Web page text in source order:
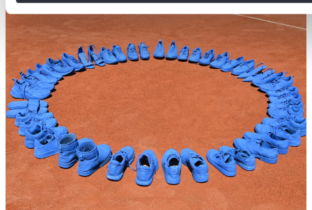
soziale Medien anbieten zu können und die Zugriffe auf
analysieren. Außerdem geben wir Informationen zu Ihrer
an unsere Partner für soziale Medien, Werbung und
führen diese Informationen möglicherweise mit weiteren
ihnen bereitgestellt haben oder die sie im Rahmen Ihrer
gesammelt haben. Die Cookie-Einstellungenkönnen
Footer aufgerufen und angepasst werden.